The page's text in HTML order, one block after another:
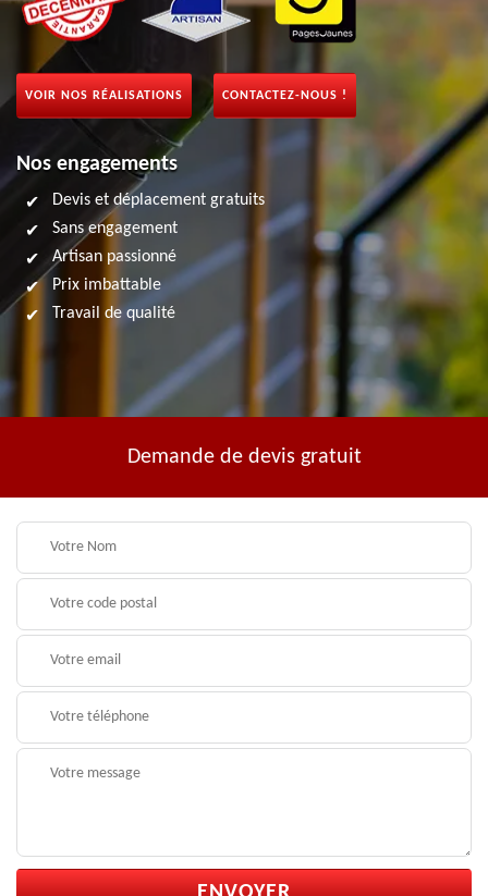
VOIR NOS RÉALISATIONS CONTACTEZ-NOUS !
Nos engagements
Devis et déplacement gratuits
Sans engagement
Artisan passionné
Prix imbattable
Travail de qualité
Demande de devis gratuit